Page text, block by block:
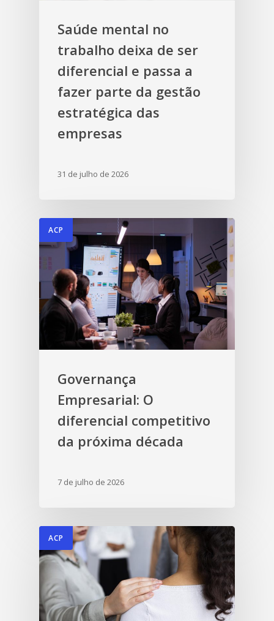
Saúde mental no
trabalho deixa de ser
diferencial e passa a
fazer parte da gestão
estratégica das
empresas
31 de julho de 2026
ACP
Governança
Empresarial: O
diferencial competitivo
da próxima década
7 de julho de 2026
ACP